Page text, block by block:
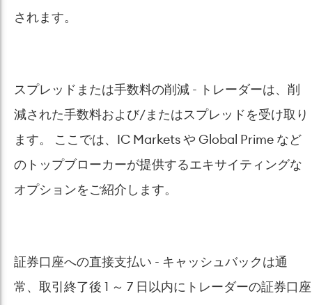
されます。
スプレッドまたは手数料の削減 - トレーダーは、削
減された手数料および/またはスプレッドを受け取り
ます。 ここでは、IC Markets や Global Prime など
のトップブローカーが提供するエキサイティングな
オプションをご紹介します。
証券口座への直接支払い - キャッシュバックは通
常、取引終了後 1 ～ 7 日以内にトレーダーの証券口座